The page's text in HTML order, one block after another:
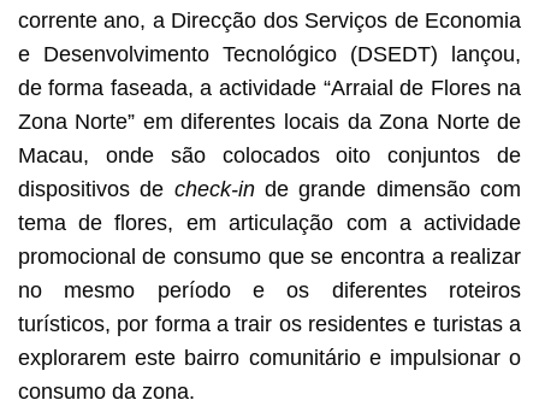
corrente ano, a Direcção dos Serviços de Economia
e Desenvolvimento Tecnológico (DSEDT) lançou,
de forma faseada, a actividade “Arraial de Flores na
Zona Norte” em diferentes locais da Zona Norte de
Macau, onde são colocados oito conjuntos de
dispositivos de check-inde grande dimensão com
tema de flores, em articulação com a actividade
promocional de consumo que se encontra a realizar
no mesmo período e os diferentes roteiros
turísticos, por forma a trair os residentes e turistas a
explorarem este bairro comunitário e impulsionar o
consumo da zona.